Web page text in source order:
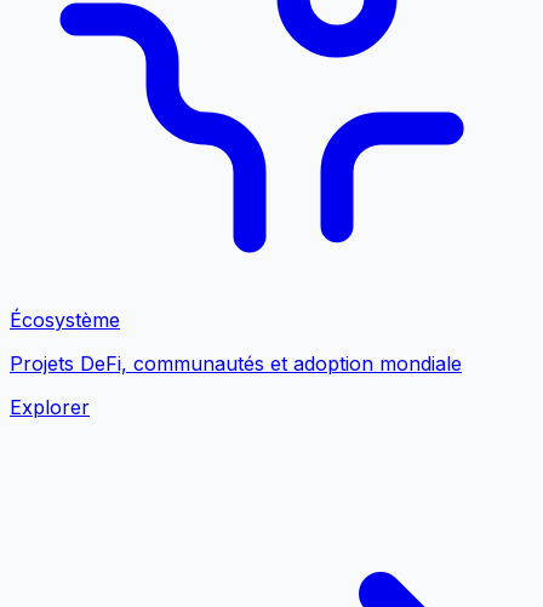
Écosystème
Projets DeFi, communautés et adoption mondiale
Explorer